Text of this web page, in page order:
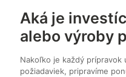
Aká je
alebo výroby
Nakoľko je každý
požiadaviek, pripravíme